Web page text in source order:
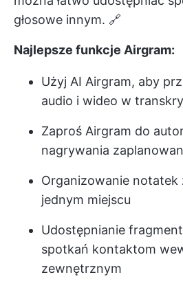
głosowe innym. 🔗
Najlepsze funkcje Airgram:
Użyj AI Airgram, aby
audio i wideo w
Zaproś Airgram do
nagrywania
Organizowanie notatek
jednym miejscu
Udostępnianie
spotkań kontaktom
zewnętrznym